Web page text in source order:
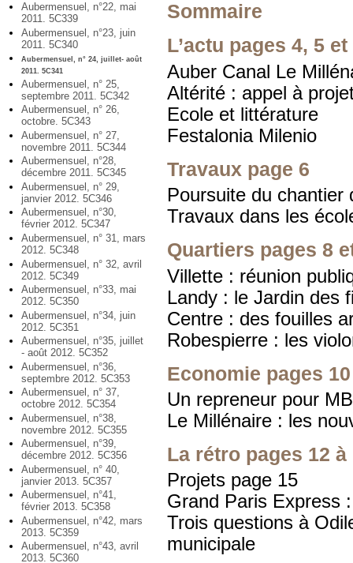
Aubermensuel, n°22, mai
2011. 5C339
Aubermensuel, n°23, juin
2011. 5C340
Aubermensuel, n° 24, juillet- août
2011. 5C341
Aubermensuel, n° 25,
septembre 2011. 5C342
Aubermensuel, n° 26,
octobre. 5C343
Aubermensuel, n° 27,
novembre 2011. 5C344
Aubermensuel, n°28,
décembre 2011. 5C345
Aubermensuel, n° 29,
janvier 2012. 5C346
Aubermensuel, n°30,
février 2012. 5C347
Aubermensuel, n° 31, mars
2012. 5C348
Aubermensuel, n° 32, avril
2012. 5C349
Aubermensuel, n°33, mai
2012. 5C350
Aubermensuel, n°34, juin
2012. 5C351
Aubermensuel, n°35, juillet
- août 2012. 5C352
Aubermensuel, n°36,
septembre 2012. 5C353
Aubermensuel, n° 37,
octobre 2012. 5C354
Aubermensuel, n°38,
novembre 2012. 5C355
Aubermensuel, n°39,
décembre 2012. 5C356
Aubermensuel, n° 40,
janvier 2013. 5C357
Aubermensuel, n°41,
février 2013. 5C358
Aubermensuel, n°42, mars
2013. 5C359
Aubermensuel, n°43, avril
2013. 5C360
Sommaire
L’actu pages 4, 5 et
Auber Canal Le
Altérité : appel à
Ecole et littérature
Festalonia Milenio
Travaux page 6
Poursuite du chantier
Travaux dans les
Quartiers pages 8
Villette : réunion
Landy : le Jardin des
Centre : des fouilles
Robespierre : les
Economie pages
Un repreneur pour
Le Millénaire : les
La rétro pages 12 à
Projets page 15
Grand Paris Express
Trois questions à
municipale